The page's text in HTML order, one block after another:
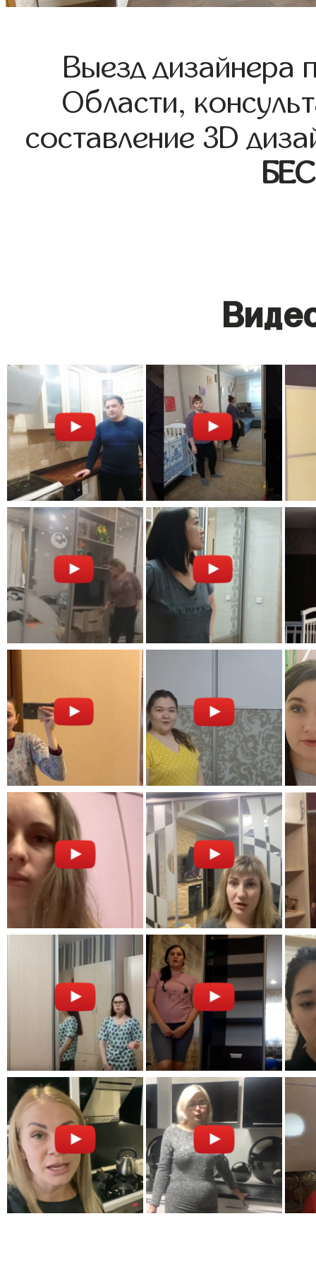
Выезд дизайнера
Области,
составление 3D